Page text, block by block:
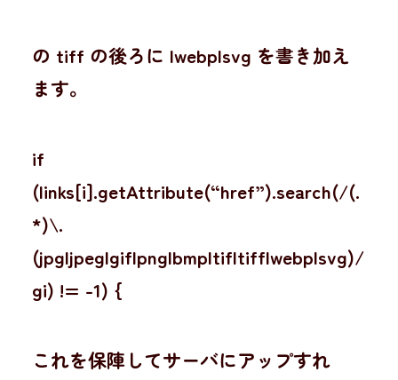
の tiff の後ろに |webp|svg を書き加え
ます。
if
(links[i].getAttribute(“href”).search(/(.
*)\.
(jpg|jpeg|gif|png|bmp|tif|tiff|webp|svg)/
gi) != -1) {
これを保陣してサーバにアップすれ